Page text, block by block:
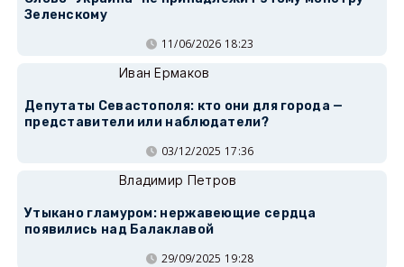
Зеленскому
11/06/2026 18:23
Иван Ермаков
Депутаты Севастополя: кто они для города —
представители или наблюдатели?
03/12/2025 17:36
Владимир Петров
Утыкано гламуром: нержавеющие сердца
появились над Балаклавой
29/09/2025 19:28